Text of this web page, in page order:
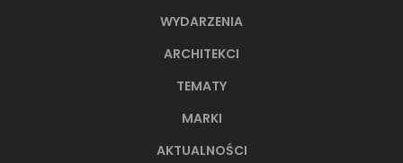
WYDARZENIA
ARCHITEKCI
TEMATY
MARKI
AKTUALNOŚCI